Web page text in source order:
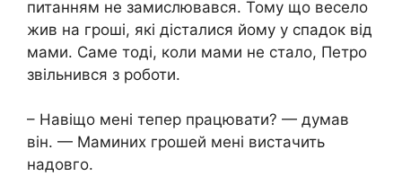
питанням не замислювався. Тому що весело
жив на гроші, які дісталися йому у спадок від
мами. Саме тоді, коли мами не стало, Петро
звільнився з роботи.
– Навіщо мені тепер працювати? — думав
він. — Маминих грошей мені вистачить
надовго.